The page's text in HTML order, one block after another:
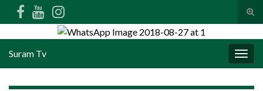
Search for:
Suram Tv